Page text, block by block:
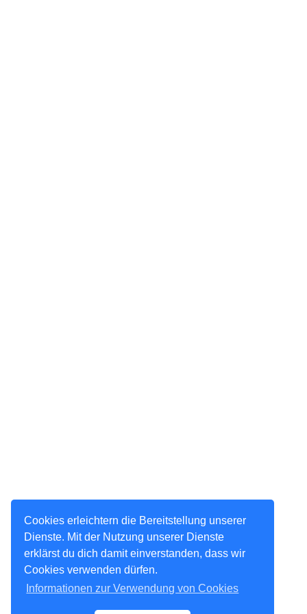
Cookies erleichtern die Bereitstellung unserer
Dienste. Mit der Nutzung unserer Dienste
erklärst du dich damit einverstanden, dass wir
Cookies verwenden dürfen.
Informationen zur Verwendung von Cookies